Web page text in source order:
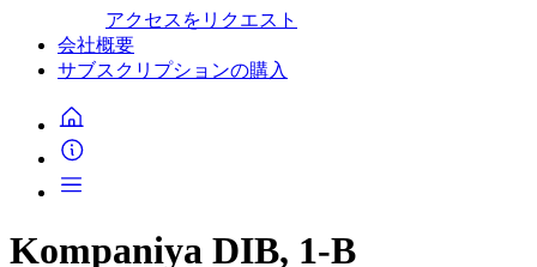
アクセスをリクエスト
会社概要
サブスクリプションの購入
Kompaniya DIB, 1-B